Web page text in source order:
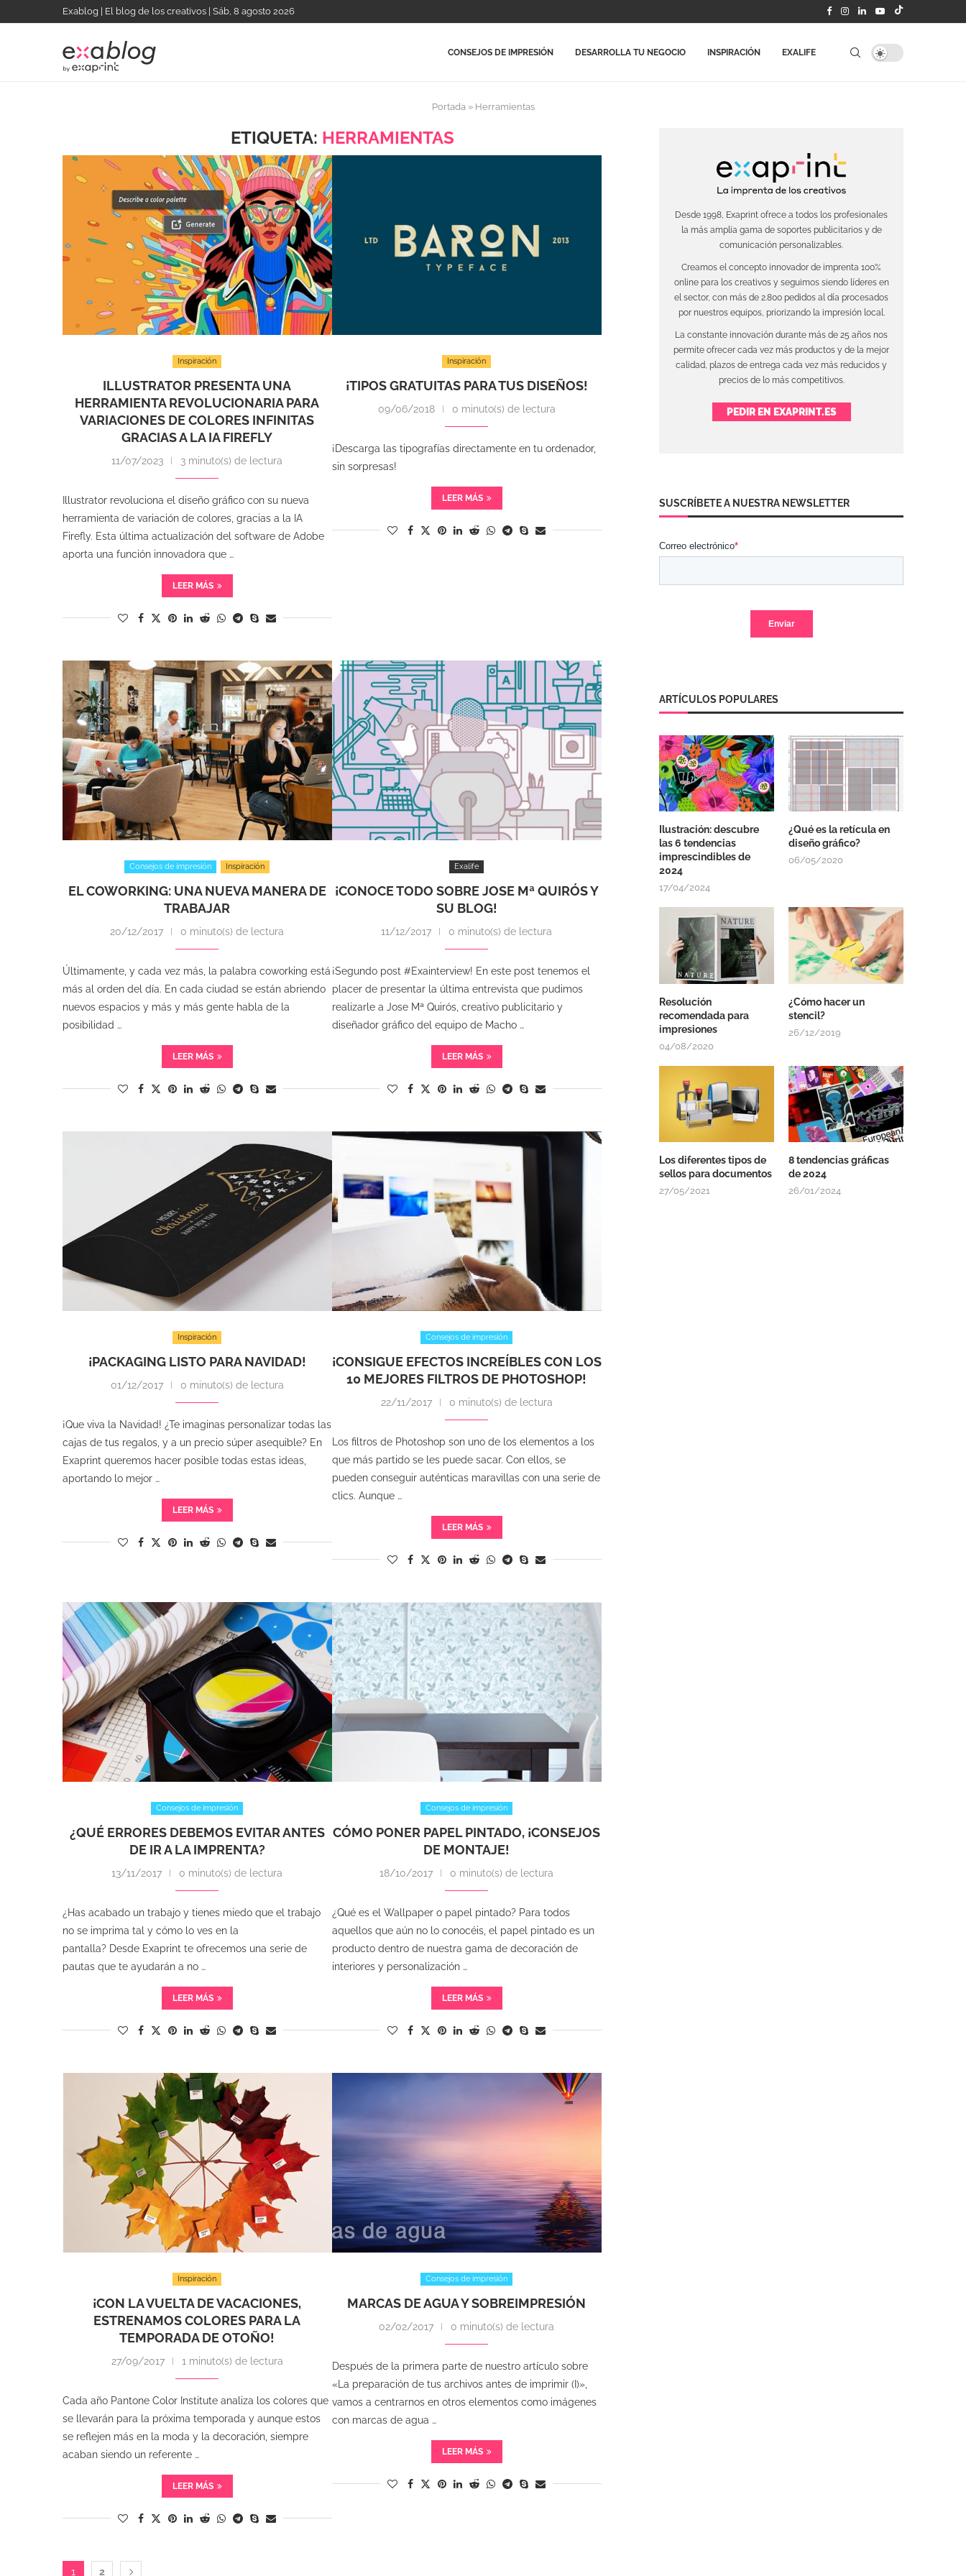
Exablog | El blog de los creativos | Sáb, 8 agosto 2026
CONSEJOS DE IMPRESIÓN DESARROLLA TU NEGOCIO INSPIRACIÓN EXALIFE
Portada» Herramientas
ETIQUETA: HERRAMIENTAS
Inspiración
ILLUSTRATOR PRESENTA UNA
HERRAMIENTA REVOLUCIONARIA PARA
VARIACIONES DE COLORES INFINITAS
GRACIAS A LA IA FIREFLY
11/07/2023 3 minuto(s) de lectura
Illustrator revoluciona el diseño gráfico con su nueva
herramienta de variación de colores, gracias a la IA
Firefly. Esta última actualización del software de Adobe
aporta una función innovadora que …
LEER MÁS
Inspiración
¡TIPOS GRATUITAS PARA TUS DISEÑOS!
09/06/2018 0 minuto(s) de lectura
¡Descarga las tipografías directamente en tu ordenador,
sin sorpresas!
LEER MÁS
Consejos de impresión Inspiración
EL COWORKING: UNA NUEVA MANERA DE
TRABAJAR
20/12/2017 0 minuto(s) de lectura
Últimamente, y cada vez más, la palabra coworking está
más al orden del día. En cada ciudad se están abriendo
nuevos espacios y más y más gente habla de la
posibilidad …
LEER MÁS
Exalife
¡CONOCE TODO SOBRE JOSE Mª QUIRÓS Y
SU BLOG!
11/12/2017 0 minuto(s) de lectura
¡Segundo post #Exainterview! En este post tenemos el
placer de presentar la última entrevista que pudimos
realizarle a Jose Mª Quirós, creativo publicitario y
diseñador gráfico del equipo de Macho …
LEER MÁS
Inspiración
¡PACKAGING LISTO PARA NAVIDAD!
01/12/2017 0 minuto(s) de lectura
¡Que viva la Navidad! ¿Te imaginas personalizar todas las
cajas de tus regalos, y a un precio súper asequible? En
Exaprint queremos hacer posible todas estas ideas,
aportando lo mejor …
LEER MÁS
Consejos de impresión
¡CONSIGUE EFECTOS INCREÍBLES CON LOS
10 MEJORES FILTROS DE PHOTOSHOP!
22/11/2017 0 minuto(s) de lectura
Los filtros de Photoshop son uno de los elementos a los
que más partido se les puede sacar. Con ellos, se
pueden conseguir auténticas maravillas con una serie de
clics. Aunque …
LEER MÁS
Consejos de impresión
¿QUÉ ERRORES DEBEMOS EVITAR ANTES
DE IR A LA IMPRENTA?
13/11/2017 0 minuto(s) de lectura
¿Has acabado un trabajo y tienes miedo que el trabajo
no se imprima tal y cómo lo ves en la
pantalla? Desde Exaprint te ofrecemos una serie de
pautas que te ayudarán a no …
LEER MÁS
Consejos de impresión
CÓMO PONER PAPEL PINTADO, ¡CONSEJOS
DE MONTAJE!
18/10/2017 0 minuto(s) de lectura
¿Qué es el Wallpaper o papel pintado? Para todos
aquellos que aún no lo conocéis, el papel pintado es un
producto dentro de nuestra gama de decoración de
interiores y personalización …
LEER MÁS
Inspiración
¡CON LA VUELTA DE VACACIONES,
ESTRENAMOS COLORES PARA LA
TEMPORADA DE OTOÑO!
27/09/2017 1 minuto(s) de lectura
Cada año Pantone Color Institute analiza los colores que
se llevarán para la próxima temporada y aunque estos
se reflejen más en la moda y la decoración, siempre
acaban siendo un referente …
LEER MÁS
Consejos de impresión
MARCAS DE AGUA Y SOBREIMPRESIÓN
02/02/2017 0 minuto(s) de lectura
Después de la primera parte de nuestro artículo sobre
«La preparación de tus archivos antes de imprimir (I)»,
vamos a centrarnos en otros elementos como imágenes
con marcas de agua …
LEER MÁS
1 2
Desde 1998, Exaprint ofrece a todos los profesionales
la más amplia gama de soportes publicitarios y de
comunicación personalizables.
Creamos el concepto innovador de imprenta 100%
online para los creativos y seguimos siendo líderes en
el sector, con más de 2.800 pedidos al día procesados
por nuestros equipos, priorizando la impresión local.
La constante innovación durante más de 25 años nos
permite ofrecer cada vez más productos y de la mejor
calidad, plazos de entrega cada vez más reducidos y
precios de lo más competitivos.
PEDIR EN EXAPRINT.ES
SUSCRÍBETE A NUESTRA NEWSLETTER
ARTÍCULOS POPULARES
Ilustración: descubre
las 6 tendencias
imprescindibles de
2024
17/04/2024
¿Qué es la retícula en
diseño gráfico?
06/05/2020
Resolución
recomendada para
impresiones
04/08/2020
¿Cómo hacer un
stencil?
26/12/2019
Los diferentes tipos de
sellos para documentos
27/05/2021
8 tendencias gráficas
de 2024
26/01/2024